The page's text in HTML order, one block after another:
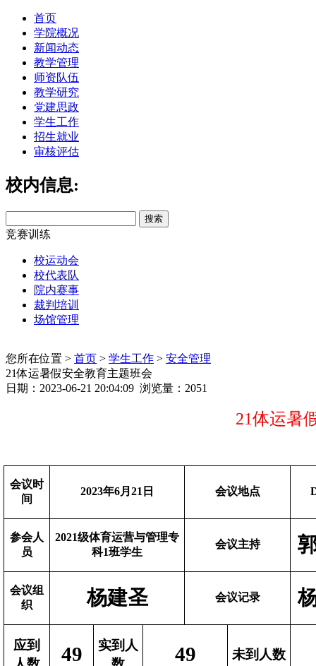
首页
学院概况
新闻动态
教学管理
师资队伍
教学研究
党建思政
学生工作
招生就业
审核评估
校内信息:
竞赛训练
校运动会
校代表队
院内赛事
裁判培训
场馆管理
您所在位置 > 首页 > 学生工作 > 安全管理
21体运暑假安全教育主题班会
日期：2023-06-21 20:04:09 浏览量： 2051
21体运暑
会议时
间
2023年6月21 日 会议地点
参会人
员
2021级体育运营与管理专
科1班学生
会议主持
会议组
织
杨建圣 会议记录
应到
49
实到人
49 未到人数